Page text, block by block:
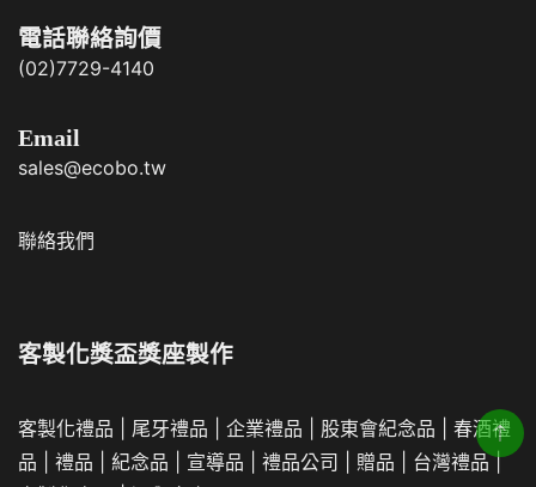
電話聯絡詢價
(02)7729-4140
Email
sales@ecobo.tw
聯絡我們
客製化獎盃獎座製作
客製化禮品 尾牙禮品 企業禮品 股東會紀念品
春酒禮
品
禮品 紀念品 宣導品 禮品公司 贈品 台灣禮品|